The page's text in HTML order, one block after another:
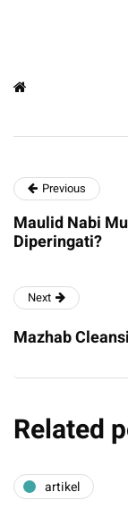
Previous
Maulid Nabi
Diperingati?
Next
Mazhab
Related
artikel